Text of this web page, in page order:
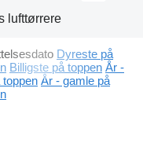
lufttørrere
Dyreste på
Billigste på toppen År -
toppen År - gamle på